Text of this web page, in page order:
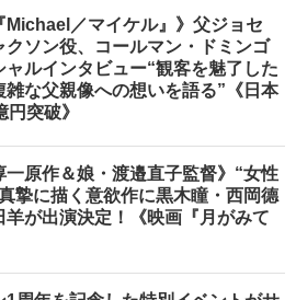
Michael／マイケル』》父ジョセ
クソン役、コールマン・ドミンゴ
ャルインタビュー“観客を魅了した
雑な父親像への想いを語る”《日本
突破》
一原作＆娘・渡邉直子監督》“女性
摯に描く意欲作に黒木瞳・西岡德
羊が出演決定！《映画『月がみて